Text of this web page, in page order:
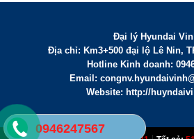
Đại lý Hyundai
Địa chỉ: Km3+500 đại lộ Lê Nin,
Hotline Kinh doanh:
Email:
Website: http://
0946247567